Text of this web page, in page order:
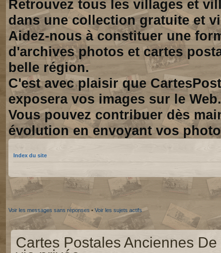
Retrouvez tous les villages et
dans une collection gratuite et
Aidez-nous à constituer une
d'archives photos et cartes
belle région.
C'est avec plaisir que
exposera vos images sur le Web.
Vous pouvez contribuer dès
évolution en envoyant vos
Index du site
Voir les messages sans réponses • Voir les sujets actifs
Cartes Postales Anciennes